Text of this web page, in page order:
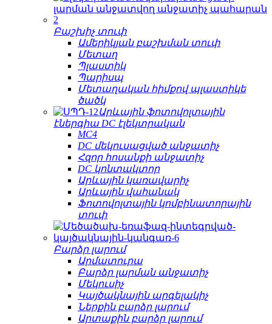
Բաշխիչ տուփ
Ամերիկյան բաշխման տուփ
Մետաղ
Պլաստիկ
Պարիսպ
Մետաղական հիմքով պլաստիկե
ծածկ
Արևային ֆոտովոլտային
էներգիա DC էլեկտրական
MC4
DC մեկուսացված անջատիչ
Հզոր հոսանքի անջատիչ
DC կոնտակտոր
Արևային կառավարիչ
Արևային վահանակ
Ֆոտովոլտային կոմբինատորային
տուփ
Բարձր լարում
Արմատուրա
Բարձր լարման անջատիչ
Մեկուսիչ
Կայծակնային արգելակիչ
Ներքին բարձր լարում
Արտաքին բարձր լարում